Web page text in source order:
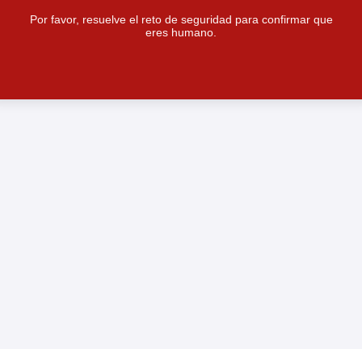
Por favor, resuelve el reto de seguridad para confirmar que
eres humano.